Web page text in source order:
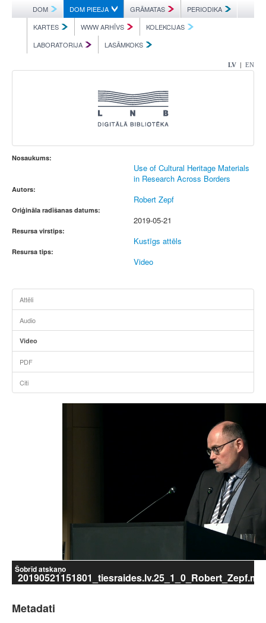
DOM DOM PIEEJA GRĀMATAS
PERIODIKA
KARTES
WWW ARHĪVS
KOLEKCIJAS
LABORATORIJA
LASĀMKOKS
LV | EN
Nosaukums:
Use of Cultural Heritage Materials
in Research Across Borders
Autors:
Robert Zepf
Oriģināla radīšanas datums:
2019-05-21
Resursa virstips:
Kustīgs attēls
Resursa tips:
Video
Attēli
Audio
Video
PDF
Citi
Šobrīd atskaņo
Metadati